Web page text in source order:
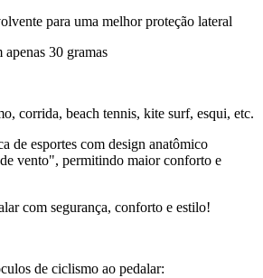
para uma melhor proteção lateral
30 gramas
corrida, beach tennis, kite surf, esqui, etc.
de esportes com design anatômico
vento", permitindo maior conforto e
com segurança, conforto e estilo!
de ciclismo ao pedalar: